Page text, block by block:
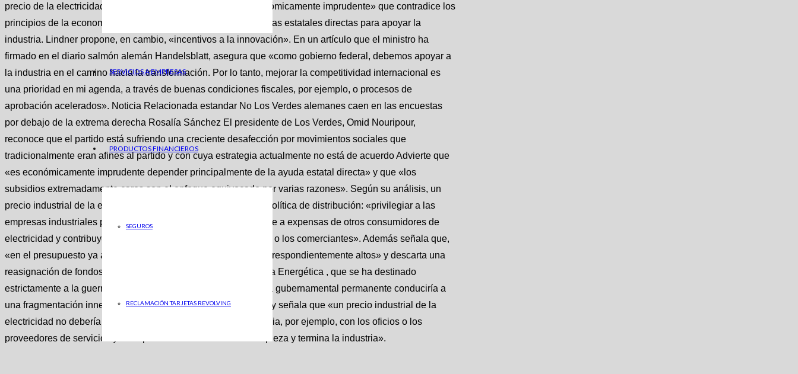
SERVICIOS A EMPRESAS
PRODUCTOS FINANCIEROS
SEGUROS
RECLAMACIÓN TARJETAS REVOLVING
precio de la electricidad industrial, calificando el plan de «económicamente imprudente» que contradice los
principios de la economía social de mercado, al confiar en ayudas estatales directas para apoyar la
industria. Lindner propone, en cambio, «incentivos a la innovación». En un artículo que el ministro ha
firmado en el diario salmón alemán Handelsblatt, asegura que «como gobierno federal, debemos apoyar a
la industria en el camino hacia la transformación. Por lo tanto, mejorar la competitividad internacional es
una prioridad en mi agenda, a través de buenas condiciones fiscales, por ejemplo, o procesos de
aprobación acelerados». Noticia Relacionada estandar No Los Verdes alemanes caen en las encuestas
por debajo de la extrema derecha Rosalía Sánchez El presidente de Los Verdes, Omid Nouripour,
reconoce que el partido está sufriendo una creciente desafección por movimientos sociales que
tradicionalmente eran afines al partido y con cuya estrategia actualmente no está de acuerdo Advierte que
«es económicamente imprudente depender principalmente de la ayuda estatal directa» y que «los
subsidios extremadamente caros son el enfoque equivocado por varias razones». Según su análisis, un
precio industrial de la electricidad sería injusto en términos de política de distribución: «privilegiar a las
empresas industriales probablemente solo podría implementarse a expensas de otros consumidores de
electricidad y contribuyentes, por ejemplo, los hogares privados o los comerciantes». Además señala que,
«en el presupuesto ya apretado no hay lugar para subsidios correspondientemente altos» y descarta una
reasignación de fondos del Fondo de Estabilización y Economía Energética , que se ha destinado
estrictamente a la guerra de agresión rusa. Alerta que «la ayuda gubernamental permanente conduciría a
una fragmentación innecesaria del mercado de la electricidad» y señala que «un precio industrial de la
electricidad no debería conducir a distorsiones de la competencia, por ejemplo, con los oficios o los
proveedores de servicios y es imposible determinar donde empieza y termina la industria».